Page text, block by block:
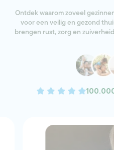
Ontdek waarom zoveel
voor een veilig en gezond
brengen rust, zorg en